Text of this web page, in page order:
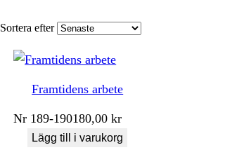
Sortera efter
Framtidens arbete
Nr 189-190180,00kr
Lägg till i varukorg